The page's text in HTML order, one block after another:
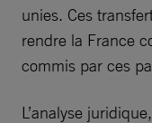
unies. Ces
rendre la France
commis par ces
L’analyse